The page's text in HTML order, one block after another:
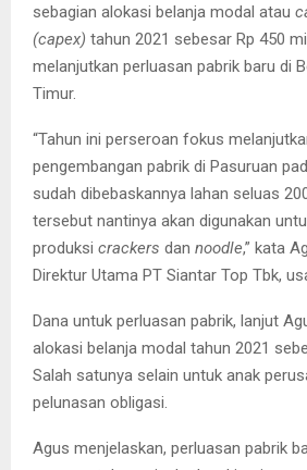
sebagian alokasi belanja modal atau
(capex) tahun 2021 sebesar Rp 450
melanjutkan perluasan pabrik baru di
Timur.
“Tahun ini perseroan fokus
pengembangan pabrik di Pasuruan
sudah dibebaskannya lahan seluas
tersebut nantinya akan digunakan
produksi crackers dan noodle,” kata
Direktur Utama PT Siantar Top Tbk,
Dana untuk perluasan pabrik, lanjut
alokasi belanja modal tahun 2021
Salah satunya selain untuk anak
pelunasan obligasi.
Agus menjelaskan, perluasan pabrik